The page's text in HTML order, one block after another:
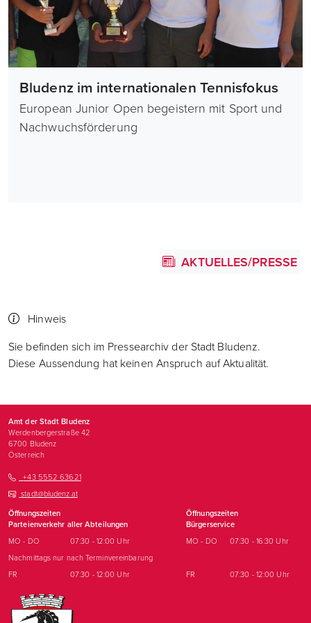
Bludenz im internationalen Tennisfokus
European Junior Open begeistern mit Sport und
Nachwuchsförderung
AKTUELLES/PRESSE
Hinweis
Sie befinden sich im Pressearchiv der Stadt Bludenz.
Diese Aussendung hat keinen Anspruch auf Aktualität.
Amt der Stadt Bludenz
Werdenbergerstraße 42
6700 Bludenz
Österreich
+43 5552 63621
stadt@bludenz.at
Öffnungszeiten
Parteienverkehr aller Abteilungen
Öffnungszeiten
Bürgerservice
MO - DO 07:30 - 12:00 Uhr MO - DO
07:30 - 16:30 Uhr
Nachmittags nur nach Terminvereinbarung
FR
07:30 - 12:00 Uhr FR 07:30 - 12:00 Uhr